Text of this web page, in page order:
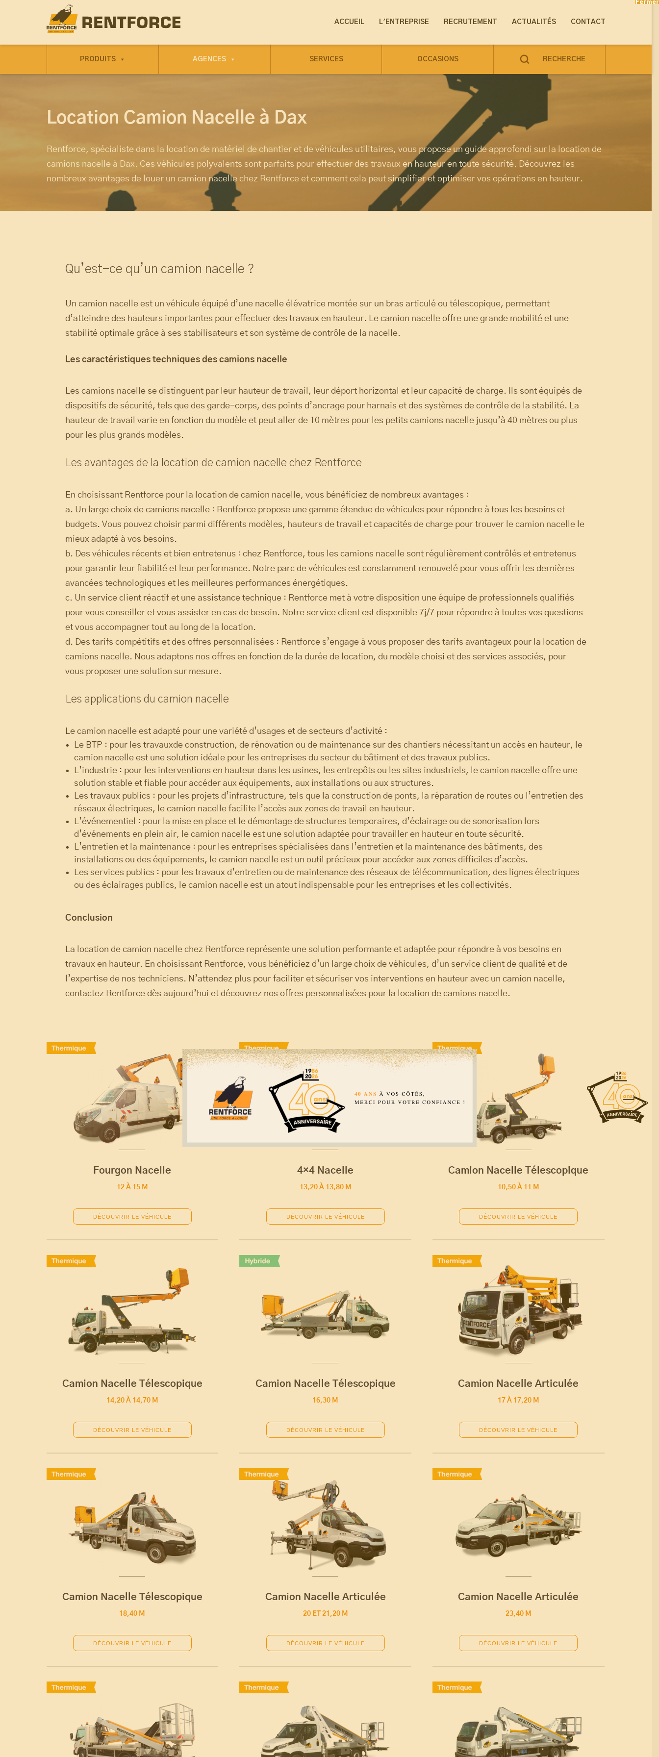
ACCUEIL L'ENTREPRISE RECRUTEMENT ACTUALITÉS CONTACT
PRODUITS AGENCES SERVICES OCCASIONS RECHERCHE
Location Camion Nacelle à Dax
Rentforce, spécialiste dans la location de matériel de chantier et de véhicules utilitaires, vous propose un guide approfondi sur la location de
camions nacelle à Dax. Ces véhicules polyvalents sont parfaits pour effectuer des travaux en hauteur en toute sécurité. Découvrez les
nombreux avantages de louer un camion nacelle chez Rentforce et comment cela peut simplifier et optimiser vos opérations en hauteur.
Qu’est-ce qu’un camion nacelle ?
Un camion nacelle est un véhicule équipé d’une nacelle élévatrice montée sur un bras articulé ou télescopique, permettant
d’atteindre des hauteurs importantes pour effectuer des travaux en hauteur. Le camion nacelle offre une grande mobilité et une
stabilité optimale grâce à ses stabilisateurs et son système de contrôle de la nacelle.
Les caractéristiques techniques des camions nacelle
Les camions nacelle se distinguent par leur hauteur de travail, leur déport horizontal et leur capacité de charge. Ils sont équipés de
dispositifs de sécurité, tels que des garde-corps, des points d’ancrage pour harnais et des systèmes de contrôle de la stabilité. La
hauteur de travail varie en fonction du modèle et peut aller de 10 mètres pour les petits camions nacelle jusqu’à 40 mètres ou plus
pour les plus grands modèles.
Les avantages de la location de camion nacelle chez Rentforce
En choisissant Rentforce pour la location de camion nacelle, vous bénéficiez de nombreux avantages :
a. Un large choix de camions nacelle : Rentforce propose une gamme étendue de véhicules pour répondre à tous les besoins et
budgets. Vous pouvez choisir parmi différents modèles, hauteurs de travail et capacités de charge pour trouver le camion nacelle le
mieux adapté à vos besoins.
b. Des véhicules récents et bien entretenus : chez Rentforce, tous les camions nacelle sont régulièrement contrôlés et entretenus
pour garantir leur fiabilité et leur performance. Notre parc de véhicules est constamment renouvelé pour vous offrir les dernières
avancées technologiques et les meilleures performances énergétiques.
c. Un service client réactif et une assistance technique : Rentforce met à votre disposition une équipe de professionnels qualifiés
pour vous conseiller et vous assister en cas de besoin. Notre service client est disponible 7j/7 pour répondre à toutes vos questions
et vous accompagner tout au long de la location.
d. Des tarifs compétitifs et des offres personnalisées : Rentforce s’engage à vous proposer des tarifs avantageux pour la location de
camions nacelle. Nous adaptons nos offres en fonction de la durée de location, du modèle choisi et des services associés, pour
vous proposer une solution sur mesure.
Les applications du camion nacelle
Le camion nacelle est adapté pour une variété d’usages et de secteurs d’activité :
Le BTP : pour les travauxde construction, de rénovation ou de maintenance sur des chantiers nécessitant un accès en hauteur, le
camion nacelle est une solution idéale pour les entreprises du secteur du bâtiment et des travaux publics.
L’industrie : pour les interventions en hauteur dans les usines, les entrepôts ou les sites industriels, le camion nacelle offre une
solution stable et fiable pour accéder aux équipements, aux installations ou aux structures.
Les travaux publics : pour les projets d’infrastructure, tels que la construction de ponts, la réparation de routes ou l’entretien des
réseaux électriques, le camion nacelle facilite l’accès aux zones de travail en hauteur.
L’événementiel : pour la mise en place et le démontage de structures temporaires, d’éclairage ou de sonorisation lors
d’événements en plein air, le camion nacelle est une solution adaptée pour travailler en hauteur en toute sécurité.
L’entretien et la maintenance : pour les entreprises spécialisées dans l’entretien et la maintenance des bâtiments, des
installations ou des équipements, le camion nacelle est un outil précieux pour accéder aux zones difficiles d’accès.
Les services publics : pour les travaux d’entretien ou de maintenance des réseaux de télécommunication, des lignes électriques
ou des éclairages publics, le camion nacelle est un atout indispensable pour les entreprises et les collectivités.
Conclusion
La location de camion nacelle chez Rentforce représente une solution performante et adaptée pour répondre à vos besoins en
travaux en hauteur. En choisissant Rentforce, vous bénéficiez d’un large choix de véhicules, d’un service client de qualité et de
l’expertise de nos techniciens. N’attendez plus pour faciliter et sécuriser vos interventions en hauteur avec un camion nacelle,
contactez Rentforce dès aujourd’hui et découvrez nos offres personnalisées pour la location de camions nacelle.
Fourgon Nacelle
12 À 15 M
4×4 Nacelle
13,20 À 13,80 M
Camion Nacelle Télescopique
10,50 À 11 M
Camion Nacelle Télescopique
14,20 À 14,70 M
Camion Nacelle Télescopique
16,30 M
Camion Nacelle Articulée
17 À 17,20 M
Camion Nacelle Télescopique
18,40 M
Camion Nacelle Articulée
20 ET 21,20 M
Camion Nacelle Articulée
23,40 M
Fermer